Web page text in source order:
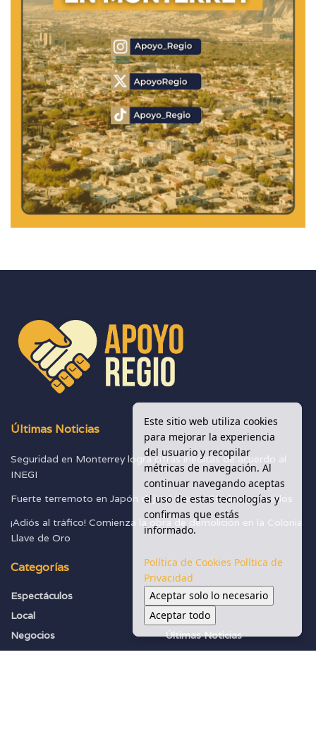
Últimas Noticias
Seguridad en Monterrey logra cifras inéditas de acuerdo al
INEGI
Fuerte terremoto en Japón deja al menos 30 desaparecidos
¡Adiós al tráfico! Comienza la obra de demolición en la Colonia
Llave de Oro
Categorías
Espectáculos
Local
Negocios
Política
Seguridad
Sociedad
Últimas Noticias
Vialidades
Este sitio web utiliza cookies
para mejorar la experiencia
del usuario y recopilar
métricas de navegación. Al
continuar navegando aceptas
el uso de estas tecnologías y
confirmas que estás
informado.
Política de Cookies Política de
Privacidad
Aceptar solo lo necesario
Aceptar todo